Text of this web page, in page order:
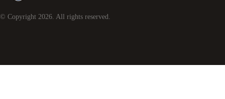
© Copyright 2026 . All rights reserved.